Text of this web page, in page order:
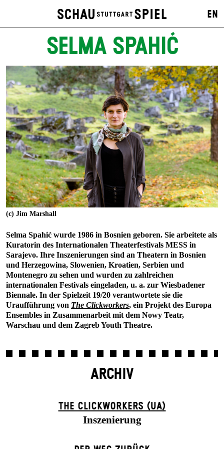
EN
SELMA SPAHIĆ
(c) Jim Marshall
Selma Spahić wurde 1986 in Bosnien geboren. Sie arbeitete als
Kuratorin des Internationalen Theaterfestivals MESS in
Sarajevo. Ihre Inszenierungen sind an Theatern in Bosnien
und Herzegowina, Slowenien, Kroatien, Serbien und
Montenegro zu sehen und wurden zu zahlreichen
internationalen Festivals eingeladen, u. a. zur Wiesbadener
Biennale. In der Spielzeit 19/20 verantwortete sie die
Uraufführung von The Clickworkers, ein Projekt des Europa
Ensembles in Zusammenarbeit mit dem Nowy Teatr,
Warschau und dem Zagreb Youth Theatre.
ARCHIV
THE CLICKWORKERS (UA)
Inszenierung